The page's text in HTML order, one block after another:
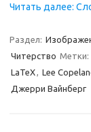
Читать далее:
Раздел:
Читерство Метки:
LaTeX, Lee
Джерри Вайнберг